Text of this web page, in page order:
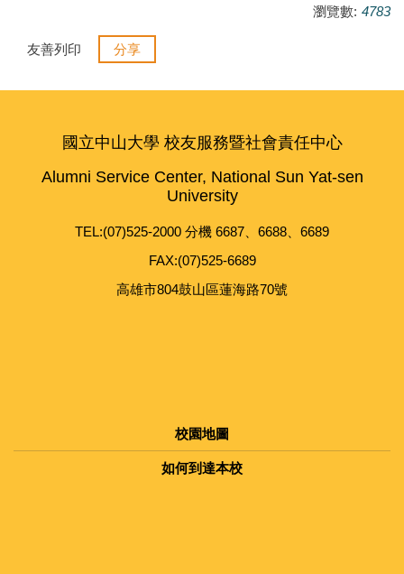
瀏覽數: 4783
友善列印 分享
國立中山大學 校友服務暨社會責任中心
Alumni Service Center, National Sun Yat-sen
University
TEL:(07)525-2000 分機 6687、6688、6689
FAX:(07)525-6689
高雄市804鼓山區蓮海路70號
校園地圖
如何到達本校